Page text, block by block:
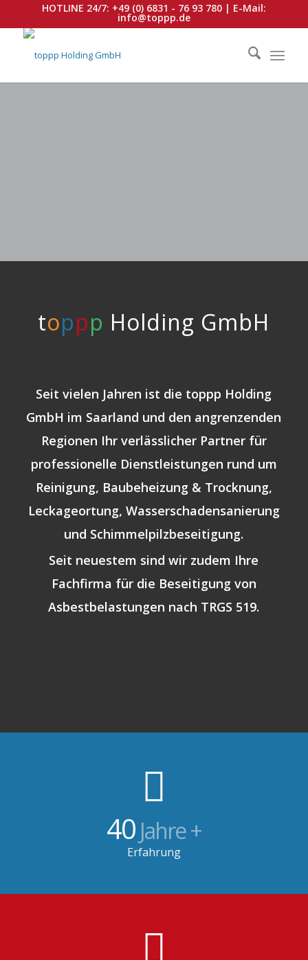
HOTLINE 24/7: +49 (0) 6831 - 76 93 780| E-Mail:
info@toppp.de
toppp Holding GmbH
Seit vielen Jahren ist die toppp Holding
GmbH im Saarland und den angrenzenden
Regionen Ihr verlässlicher Partner für
professionelle Dienstleistungen rund um
Reinigung, Baubeheizung & Trocknung,
Leckageortung, Wasserschadensanierung
und Schimmelpilzbeseitigung.
Seit neuestem sind wir zudem Ihre
Fachfirma für die Beseitigung von
Asbestbelastungen nach TRGS 519.
40 Jahre +
Erfahrung